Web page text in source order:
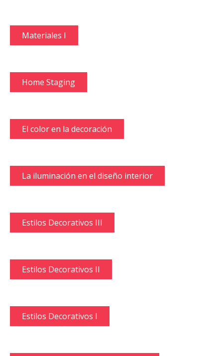
Materiales I
Home Staging
El color en la decoración
La iluminación en el diseño interior
Estilos Decorativos III
Estilos Decorativos II
Estilos Decorativos I